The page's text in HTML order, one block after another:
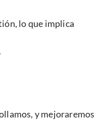
lo que implica
y mejoraremos